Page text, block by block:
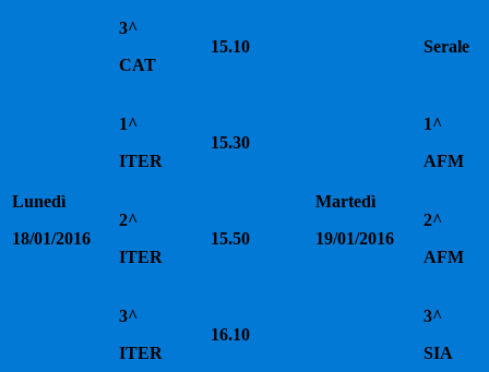
Lunedì
18/01/2016
Martedì
19/01/2016
3^
CAT
15.10 Serale
1^
ITER
15.30
1^
AFM
2^
ITER
15.50
2^
AFM
3^
ITER
16.10
3^
SIA